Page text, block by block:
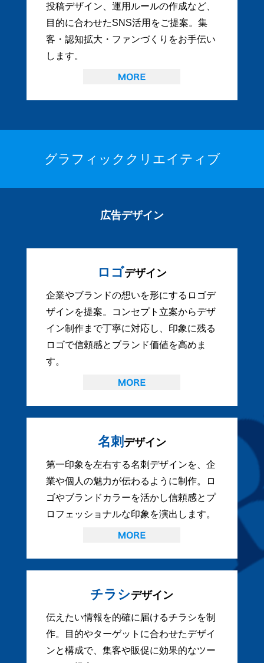
投稿デザイン、運用ルールの作成など、
目的に合わせたSNS活用をご提案。集
客・認知拡大・ファンづくりをお手伝い
します。
グラフィッククリエイティブ
広告デザイン
ロゴデザイン
企業やブランドの想いを形にするロゴデ
ザインを提案。コンセプト立案からデザ
イン制作まで丁寧に対応し、印象に残る
ロゴで信頼感とブランド価値を高めま
す。
名刺 デザイン
第一印象を左右する名刺デザインを、企
業や個人の魅力が伝わるように制作。ロ
ゴやブランドカラーを活かし信頼感とプ
ロフェッショナルな印象を演出します。
チラシデザイン
伝えたい情報を的確に届けるチラシを制
作。目的やターゲットに合わせたデザイ
ンと構成で、集客や販促に効果的なツー